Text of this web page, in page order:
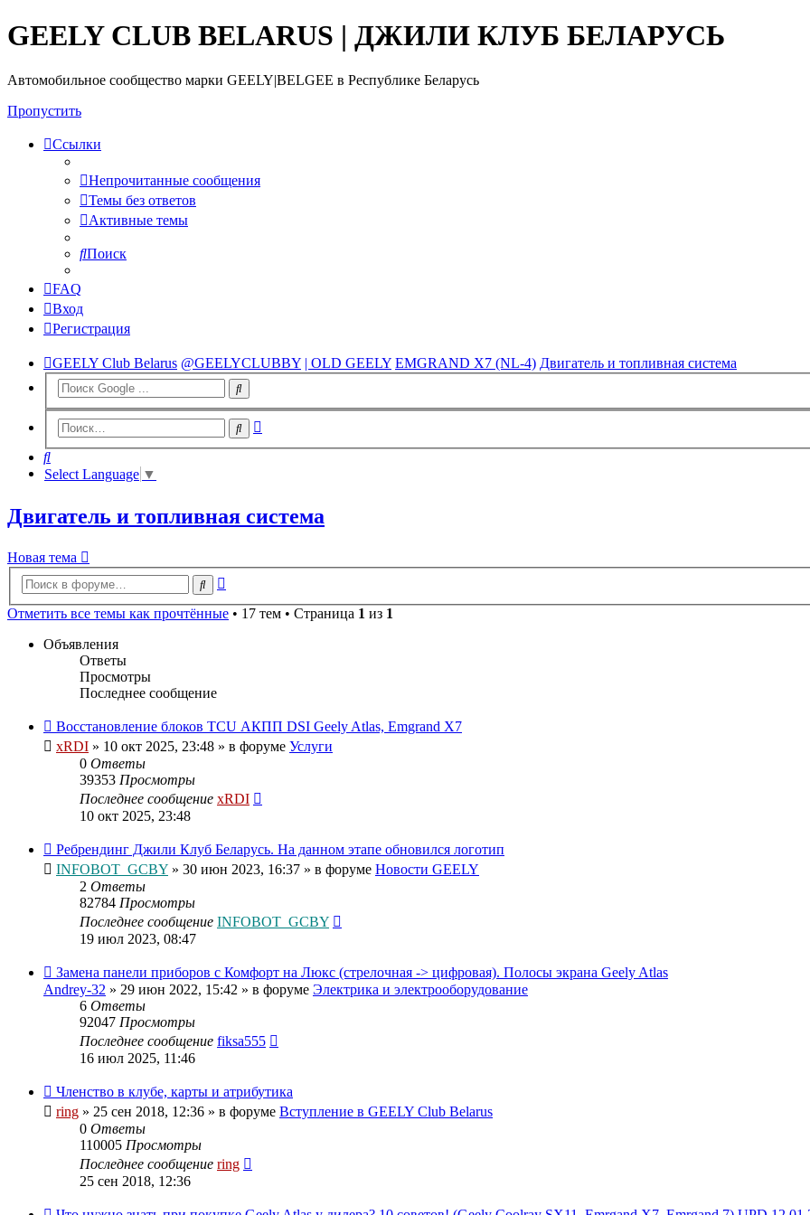
GEELY CLUB BELARUS | ДЖИЛИ КЛУБ БЕЛАРУСЬ
Автомобильное сообщество марки GEELY|BELGEE в Республике Беларусь
Пропустить
Ссылки
Непрочитанные сообщения
Темы без ответов
Активные темы
Поиск
FAQ
Вход
Регистрация
GEELY Club Belarus @GEELYCLUBBY | OLD GEELY EMGRAND X7 (NL-4) Двигатель и топливная система
Поиск
Поиск
Select Language ▼
Двигатель и топливная система
Новая тема
Поиск
Отметить все темы как прочтённые • 17 тем • Страница 1 из 1
Объявления
Ответы
Просмотры
Последнее сообщение
Восстановление блоков TCU АКПП DSI Geely Atlas, Emgrand X7
xRDI » 10 окт 2025, 23:48 » в форуме Услуги
0 Ответы
39353 Просмотры
Последнее сообщение xRDI
10 окт 2025, 23:48
Ребрендинг Джили Клуб Беларусь. На данном этапе обновился логотип
INFOBOT_GCBY » 30 июн 2023, 16:37 » в форуме Новости GEELY
2 Ответы
82784 Просмотры
Последнее сообщение INFOBOT_GCBY
19 июл 2023, 08:47
Замена панели приборов с Комфорт на Люкс (стрелочная -> цифровая). Полосы экрана Geely Atlas
Andrey-32 » 29 июн 2022, 15:42 » в форуме Электрика и электрооборудование
6 Ответы
92047 Просмотры
Последнее сообщение fiksa555
16 июл 2025, 11:46
Членство в клубе, карты и атрибутика
ring » 25 сен 2018, 12:36 » в форуме Вступление в GEELY Club Belarus
0 Ответы
110005 Просмотры
Последнее сообщение ring
25 сен 2018, 12:36